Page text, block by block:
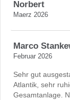
Norbert
Maerz 2026
Marco
Februar 2026
Sehr gut
Atlantik, sehr
Gesamtanlage.